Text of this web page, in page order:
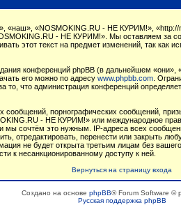
«NOSMOKING.RU - НЕ КУРИМ!», «http://
- НЕ КУРИМ!». Мы оставляем за
этот текст на предмет изменений, так
конференций phpBB (в дальнейшем «они»,
его можно по адресу www.phpbb.com .
то, что администрация конференций
порнографических сообщений,
- НЕ КУРИМ!» или международное
мы сочтём это нужным. IP-адреса всех
отредактировать, перенести или закрыть
не будет открыта третьим лицам без
к несанкционированному доступу к ней.
Вернуться на страницу входа
Создано на основе phpBB® Forum Software ©
Русская поддержка phpBB